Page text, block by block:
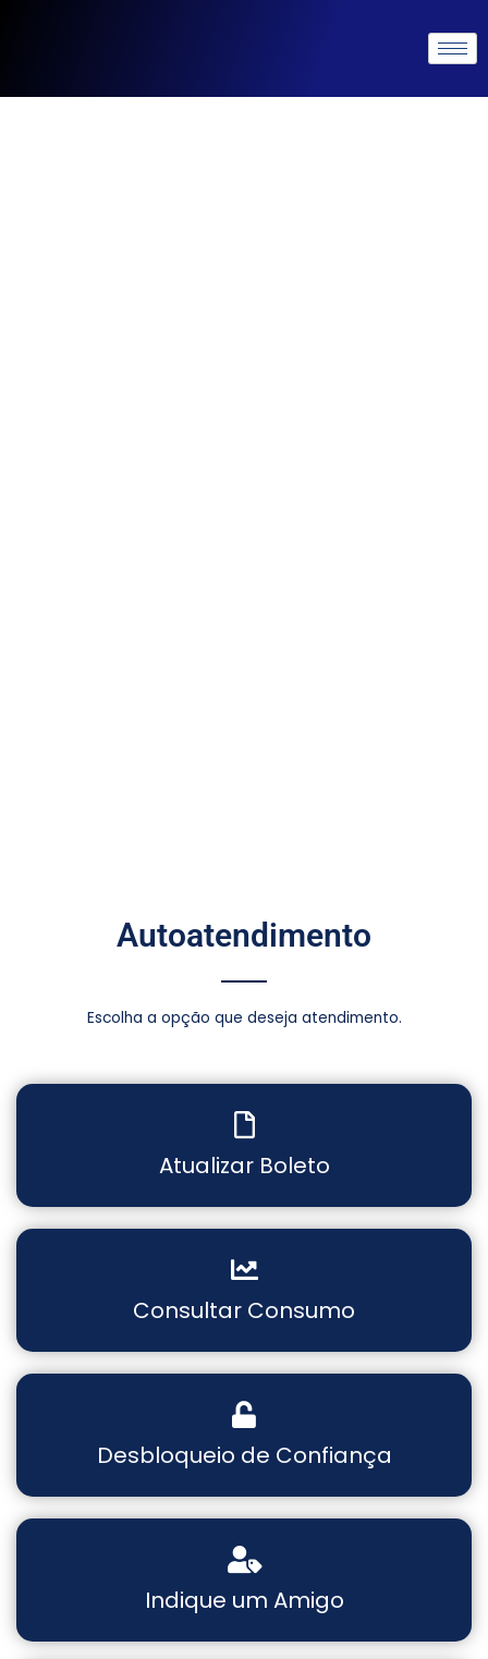
Autoatendimento
Escolha a opção que deseja atendimento.
Atualizar Boleto
Consultar Consumo
Desbloqueio de Confiança
Indique um Amigo